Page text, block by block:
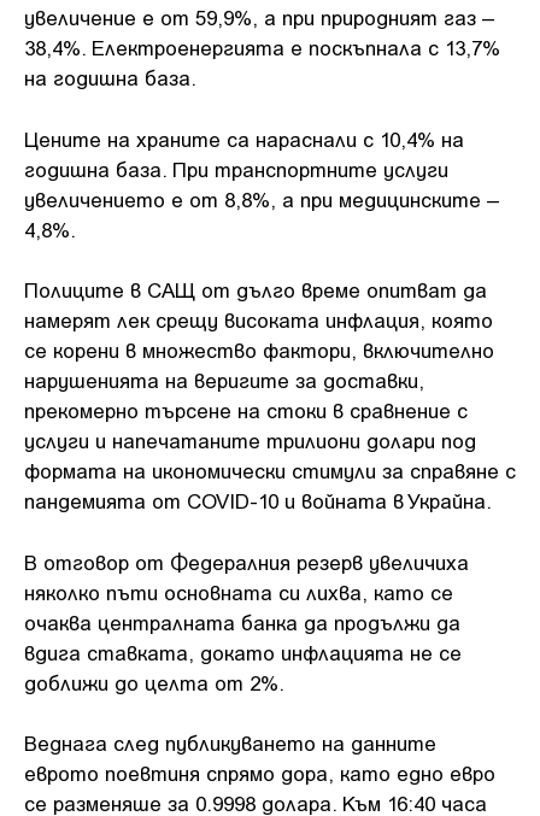
увеличение е от 59,9%, а при природният газ –
38,4%. Електроенергията е поскъпнала с 13,7%
на годишна база.
Цените на храните са нараснали с 10,4% на
годишна база. При транспортните услуги
увеличението е от 8,8%, а при медицинските –
4,8%.
Полиците в САЩ от дълго време опитват да
намерят лек срещу високата инфлация, която
се корени в множество фактори, включително
нарушенията на веригите за доставки,
прекомерно търсене на стоки в сравнение с
услуги и напечатаните трилиони долари под
формата на икономически стимули за справяне с
пандемията от COVID-10 и войната в Украйна.
В отговор от Федералния резерв увеличиха
няколко пъти основната си лихва, като се
очаква централната банка да продължи да
вдига ставката, докато инфлацията не се
доближи до целта от 2%.
Веднага след публикуването на данните
еврото поевтиня спрямо дора, като едно евро
се разменяше за 0.9998 долара. Към 16:40 часа